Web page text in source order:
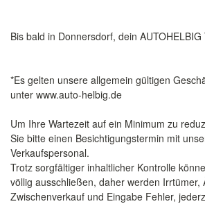
Bis bald in Donnersdorf, dein AUTOHELBIG
*Es gelten unsere allgemein gültigen
unter www.auto-helbig.de
Um Ihre Wartezeit auf ein Minimum zu
Sie bitte einen Besichtigungstermin mit
Verkaufspersonal.
Trotz sorgfältiger inhaltlicher Kontrolle
völlig ausschließen, daher werden Irrtümer,
Zwischenverkauf und Eingabe Fehler,